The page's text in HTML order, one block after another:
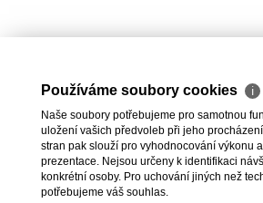
Používáme soubory cookies ℹ
Naše soubory potřebujeme pro samotnou
uložení vašich předvoleb při jeho
stran pak slouží pro vyhodnocování výkonu
prezentace. Nejsou určeny k identifikaci
konkrétní osoby. Pro uchování jiných než
potřebujeme váš souhlas.